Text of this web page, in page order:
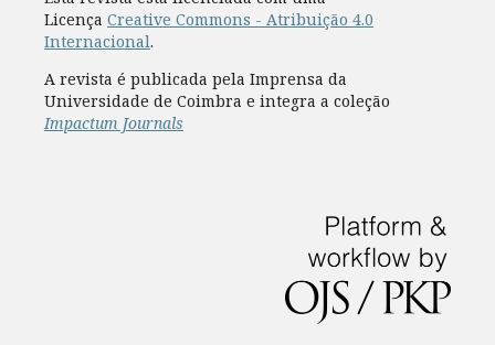
Licença Creative Commons - Atribuição 4.0
Internacional.
A revista é publicada pela Imprensa da
Universidade de Coimbra e integra a coleção
Impactum Journals